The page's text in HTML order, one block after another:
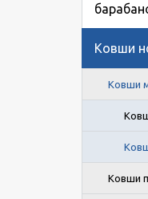
Ковши
Ковши
Ковши